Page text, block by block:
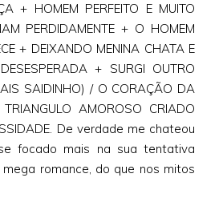
+ HOMEM PERFEITO E MUITO
PERDIDAMENTE + O HOMEM
+ DEIXANDO MENINA CHATA E
+ SURGI OUTRO
SAIDINHO) / O CORAÇÃO DA
AMOROSO CRIADO
De verdade me chateou
focado mais na sua tentativa
romance, do que nos mitos